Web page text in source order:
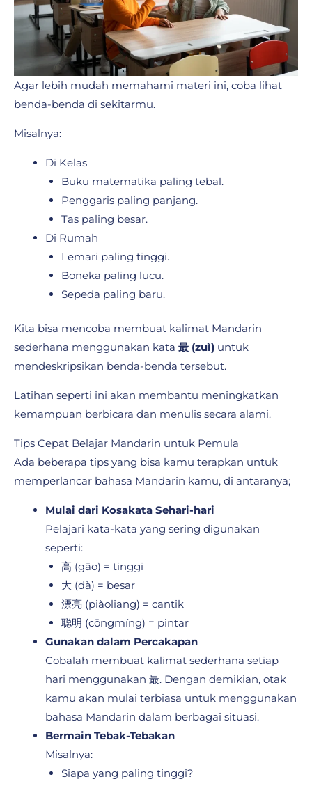
Agar lebih mudah memahami materi ini, coba lihat
benda-benda di sekitarmu.
Misalnya:
Di Kelas
Buku matematika paling tebal.
Penggaris paling panjang.
Tas paling besar.
Di Rumah
Lemari paling tinggi.
Boneka paling lucu.
Sepeda paling baru.
Kita bisa mencoba membuat kalimat Mandarin
sederhana menggunakan kata 最 (zuì) untuk
mendeskripsikan benda-benda tersebut.
Latihan seperti ini akan membantu meningkatkan
kemampuan berbicara dan menulis secara alami.
Tips Cepat Belajar Mandarin untuk Pemula
Ada beberapa tips yang bisa kamu terapkan untuk
memperlancar bahasa Mandarin kamu, di antaranya;
Mulai dari Kosakata Sehari-hari
Pelajari kata-kata yang sering digunakan
seperti:
高 (gāo) = tinggi
大 (dà) = besar
漂亮 (piàoliang) = cantik
聪明 (cōngmíng) = pintar
Gunakan dalam Percakapan
Cobalah membuat kalimat sederhana setiap
hari menggunakan 最. Dengan demikian, otak
kamu akan mulai terbiasa untuk menggunakan
bahasa Mandarin dalam berbagai situasi.
Bermain Tebak-Tebakan
Misalnya:
Siapa yang paling tinggi?